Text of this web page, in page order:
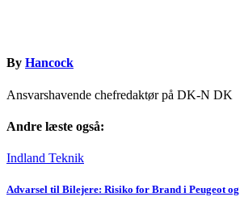
By Hancock
Ansvarshavende chefredaktør på DK-N DK
Andre læste også:
Indland Teknik
Advarsel til Bilejere: Risiko for Brand i Peugeot